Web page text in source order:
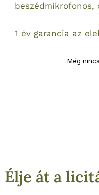
beszédmikrofonos,
1 év garancia az
Még
Élje át a